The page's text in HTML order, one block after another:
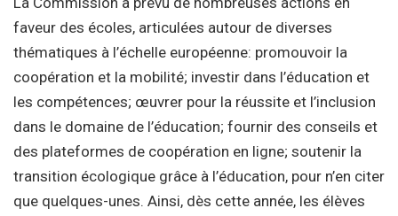
faveur des écoles, articulées autour de diverses
thématiques à l’échelle européenne: promouvoir la
coopération et la mobilité; investir dans l’éducation et
les compétences; œuvrer pour la réussite et l’inclusion
dans le domaine de l’éducation; fournir des conseils et
des plateformes de coopération en ligne; soutenir la
transition écologique grâce à l’éducation, pour n’en citer
que quelques-unes. Ainsi, dès cette année, les élèves